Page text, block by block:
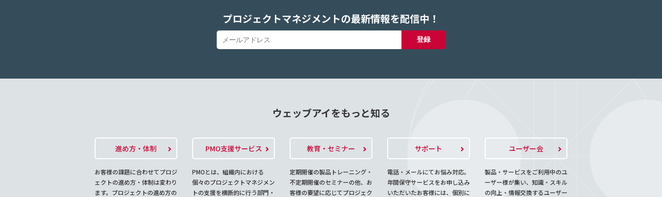
プロジェクトマネジメントの最新情報を配信中！
ウェッブアイをもっと知る
進め方・体制
お客様の課題に合わせてプロジ
ェクトの進め方・体制は変わり
ます。プロジェクトの進め方の
PMO支援サービス
PMOとは、組織内における
個々のプロジェクトマネジメン
トの支援を横断的に行う部門・
教育・セミナー
定期開催の製品トレーニング・
不定期開催のセミナーの他、お
客様の要望に応じてプロジェク
サポート
電話・メールにてお悩み対応。
年間保守サービスをお申し込み
いただいたお客様には、個別に
ユーザー会
製品・サービスをご利用中のユ
ーザー様が集い、知識・スキル
の向上・情報交換するユーザー